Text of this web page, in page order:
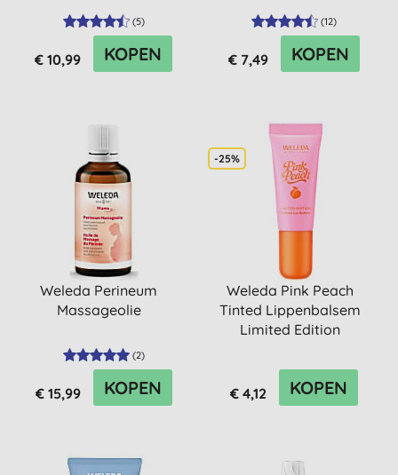
(5)
€ 10,99 KOPEN
(12)
€ 7,49 KOPEN
Weleda Perineum
Massageolie
(2)
€ 15,99 KOPEN
-25%
Weleda Pink Peach
Tinted Lippenbalsem
Limited Edition
€ 4,12 KOPEN